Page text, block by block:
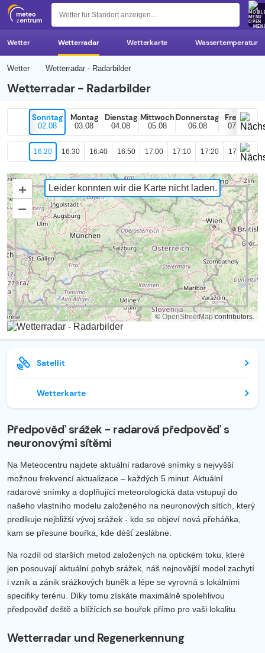
z
Wetter Wetterradar Wetterkarte Wassertemperatur
Wetter Wetterradar - Radarbilder
Wetterradar - Radarbilder
Sonntag
02.08
Montag
03.08
Dienstag
04.08
Mittwoch
05.08
Donnerstag
06.08
Freitag
07.08
16:20 16:30 16:40 16:50 17:00 17:10 17:20 17:30
Leider konnten wir die Karte nicht laden.
+
–
© OpenStreetMapcontributors.
Satellit
Wetterkarte
Předpověď srážek - radarová předpověď s
neuronovými sítěmi
Na Meteocentru najdete aktuální radarové snímky s nejvyšší
možnou frekvencí aktualizace – každých 5 minut. Aktuální
radarové snímky a doplňující meteorologická data vstupují do
našeho vlastního modelu založeného na neuronových sítích, který
predikuje nejbližší vývoj srážek - kde se objeví nová přeháňka,
kam se přesune bouřka, kde déšť zeslábne.
Na rozdíl od starších metod založených na optickém toku, které
jen posouvají aktuální pohyb srážek, náš nejnovější model zachytí
i vznik a zánik srážkových buněk a lépe se vyrovná s lokálními
specifiky terénu. Díky tomu získáte maximálně spolehlivou
předpověď deště a blížících se bouřek přímo pro vaši lokalitu.
Wetterradar und Regenerkennung